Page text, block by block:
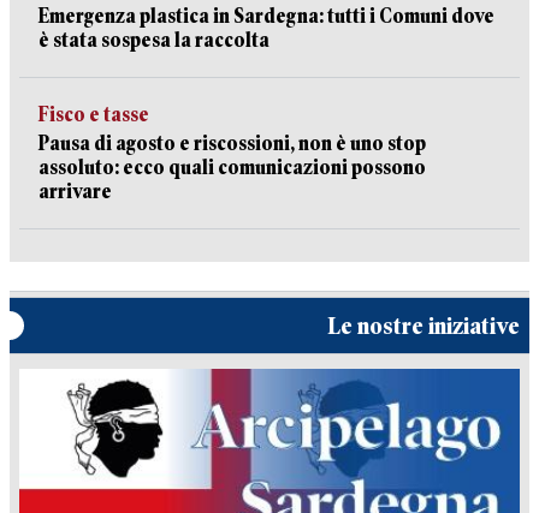
Emergenza plastica in Sardegna: tutti i Comuni dove
è stata sospesa la raccolta
Fisco e tasse
Pausa di agosto e riscossioni, non è uno stop
assoluto: ecco quali comunicazioni possono
arrivare
Le nostre iniziative